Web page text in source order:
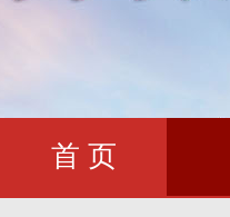
首 页